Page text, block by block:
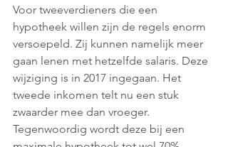
Voor tweeverdieners die een
hypotheek willen zijn de regels enorm
versoepeld. Zij kunnen namelijk meer
gaan lenen met hetzelfde salaris. Deze
wijziging is in 2017 ingegaan. Het
tweede inkomen telt nu een stuk
zwaarder mee dan vroeger.
Tegenwoordig wordt deze bij een